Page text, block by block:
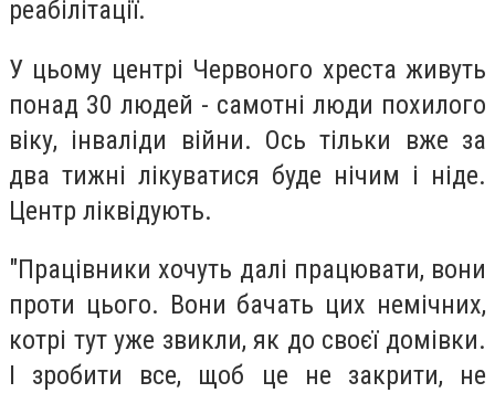
реабілітації.
У цьому центрі Червоного хреста живуть
понад 30 людей - самотні люди похилого
віку, інваліди війни. Ось тільки вже за
два тижні лікуватися буде нічим і ніде.
Центр ліквідують.
"Працівники хочуть далі працювати, вони
проти цього. Вони бачать цих немічних,
котрі тут уже звикли, як до своєї домівки.
І зробити все, щоб це не закрити, не